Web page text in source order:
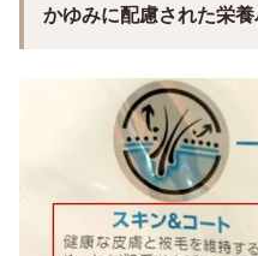
かゆみに配慮された栄